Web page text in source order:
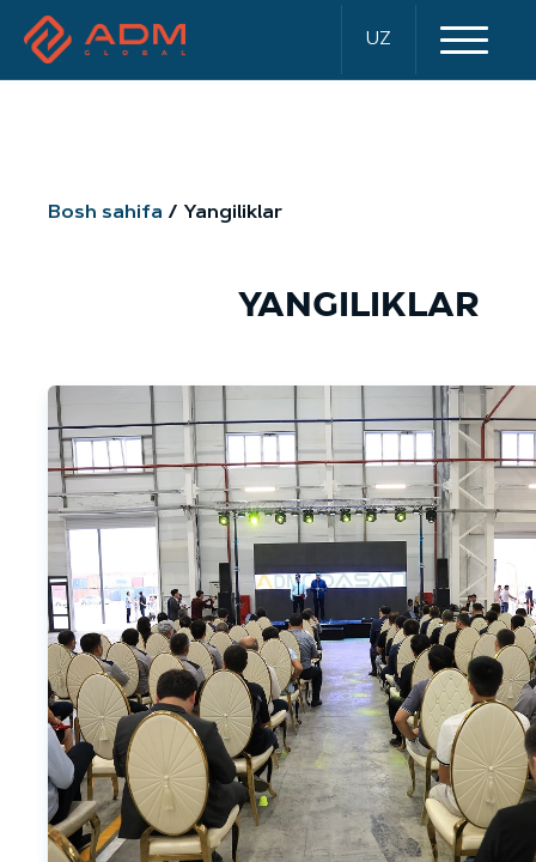
UZ
Bosh sahifa Yangiliklar
YANGILIKLAR